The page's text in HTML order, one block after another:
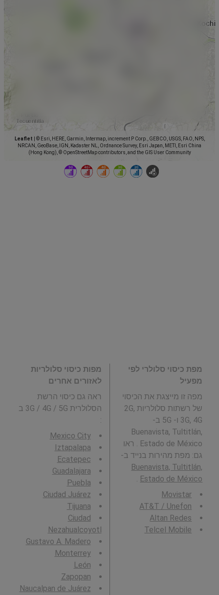
Leaflet
© Esri, HERE, Garmin, Intermap, increment P Corp., GEBCO, USGS, FAO, NPS,
NRCAN, GeoBase, IGN, Kadaster NL, Ordnance Survey, Esri Japan, METI, Esri China
(Hong Kong), © OpenStreetMap contributors, and the GIS User Community
מפת כיסוי סלולרי לפי
מפעיל
מפה זו מייצגת את הכיסוי
של רשתות סלולריות 2G,
3G, 4G ו- 5G ב-
Buenavista, Tultitlán,
Estado de México . ראו
גם: מפת מהירות בנייד ב-
Buenavista, Tultitlán,
Estado de México
.
Movistar
AT&T / Unefon
Altan Redes
Telcel Mobile
מפות כיסוי סלולריות
לאזורים אחרים
ראה גם כיסוי הרשת
הסלולרית 3G / 4G / 5G ב
:
Mexico City
Iztapalapa
Ecatepec
Guadalajara
Puebla
Ciudad Juárez
Tijuana
Ciudad
Nezahualcoyotl
Gustavo A. Madero
Monterrey
León
Zapopan
Naucalpan de Juárez